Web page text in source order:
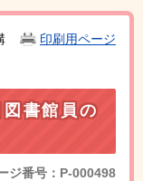
印刷用ページ
図書館員の
ジ番号：P-000498